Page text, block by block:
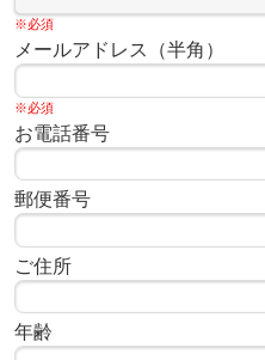
※必須
メールアドレス（半角）
※必須
お電話番号
郵便番号
ご住所
年齢